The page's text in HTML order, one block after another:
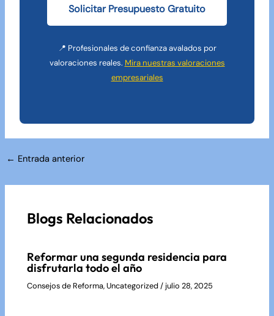
Solicitar Presupuesto Gratuito
📍 Profesionales de confianza avalados por
valoraciones reales. Mira nuestras valoraciones
empresariales
Navegación
entradas
← Entrada anterior
Blogs Relacionados
Reformar una segunda residencia para
disfrutarla todo el año
Consejos de Reforma,Uncategorized/ julio 28, 2025